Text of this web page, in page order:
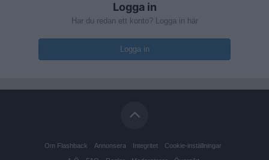
Logga in
Har du redan ett konto? Logga in här
Logga in
Om Flashback Annonsera Integritet Cookie-inställningar